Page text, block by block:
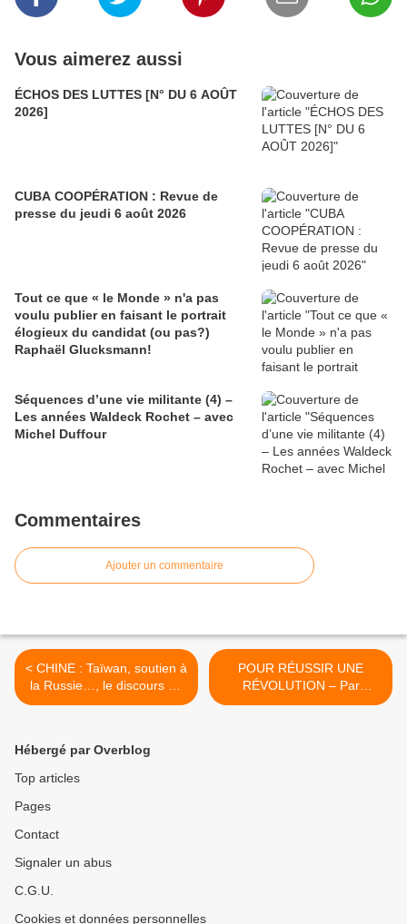
Vous aimerez aussi
ÉCHOS DES LUTTES [N° DU 6 AOÛT
2026]
CUBA COOPÉRATION : Revue de
presse du jeudi 6 août 2026
Tout ce que « le Monde » n'a pas
voulu publier en faisant le portrait
élogieux du candidat (ou pas?)
Raphaël Glucksmann!
Séquences d’une vie militante (4) –
Les années Waldeck Rochet – avec
Michel Duffour
Commentaires
Ajouter un commentaire
< CHINE : Taïwan, soutien à
la Russie…, le discours du
nouvel an de Xi Jinping
POUR RÉUSSIR UNE
RÉVOLUTION – Par
Bertrand Renouvin >
Hébergé par Overblog
Top articles
Pages
Contact
Signaler un abus
C.G.U.
Cookies et données personnelles